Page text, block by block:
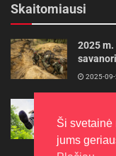
Skaitomiausi
2025
2025-09-
ilgiau
2022-06-
Ši svetainė
jums